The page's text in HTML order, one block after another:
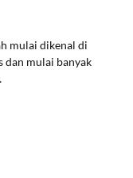
mulai dikenal di
dan mulai banyak